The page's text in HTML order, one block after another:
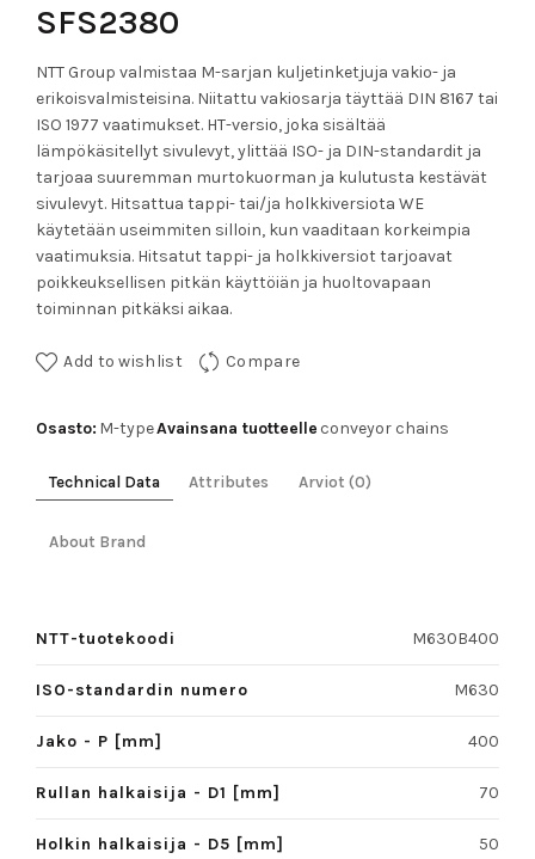
SFS2380
NTT Group valmistaa M-sarjan kuljetinketjuja vakio- ja
erikoisvalmisteisina. Niitattu vakiosarja täyttää DIN 8167 tai
ISO 1977 vaatimukset. HT-versio, joka sisältää
lämpökäsitellyt sivulevyt, ylittää ISO- ja DIN-standardit ja
tarjoaa suuremman murtokuorman ja kulutusta kestävät
sivulevyt. Hitsattua tappi- tai/ja holkkiversiota WE
käytetään useimmiten silloin, kun vaaditaan korkeimpia
vaatimuksia. Hitsatut tappi- ja holkkiversiot tarjoavat
poikkeuksellisen pitkän käyttöiän ja huoltovapaan
toiminnan pitkäksi aikaa.
Add to wishlist Compare
Osasto: M-typeAvainsana tuotteelle conveyor chains
Technical Data Attributes Arviot (0)
About Brand
NTT-tuotekoodi M630B400
ISO-standardin numero M630
Jako - P [mm] 400
Rullan halkaisija - D1 [mm] 70
Holkin halkaisija - D5 [mm] 50